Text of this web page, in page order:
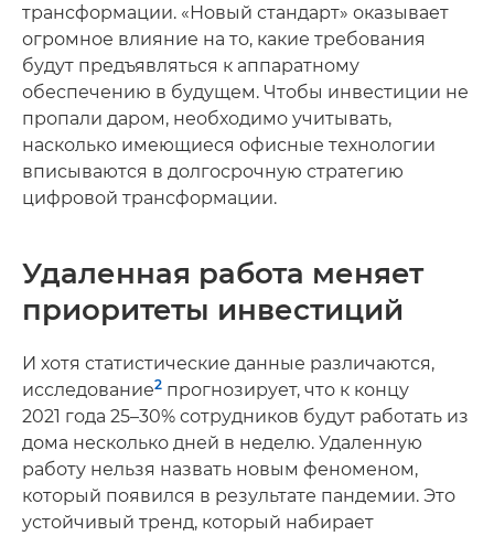
трансформации. «Новый стандарт» оказывает
огромное влияние на то, какие требования
будут предъявляться к аппаратному
обеспечению в будущем. Чтобы инвестиции не
пропали даром, необходимо учитывать,
насколько имеющиеся офисные технологии
вписываются в долгосрочную стратегию
цифровой трансформации.
Удаленная работа меняет
приоритеты инвестиций
И хотя статистические данные различаются,
исследование2 прогнозирует, что к концу
2021 года 25–30% сотрудников будут работать из
дома несколько дней в неделю. Удаленную
работу нельзя назвать новым феноменом,
который появился в результате пандемии. Это
устойчивый тренд, который набирает